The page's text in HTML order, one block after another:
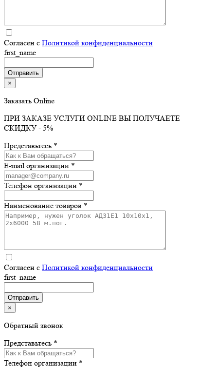
Согласен с Политикой конфиденциальности
first_name
×
Заказать Online
ПРИ ЗАКАЗЕ УСЛУГИ ONLINE ВЫ ПОЛУЧАЕТЕ
СКИДКУ - 5%
Представьтесь *
E-mail организации *
Телефон организации *
Наименование товаров *
Согласен с Политикой конфиденциальности
first_name
×
Обратный звонок
Представьтесь *
Телефон организации *